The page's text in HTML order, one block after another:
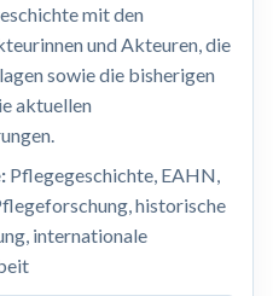
mit den
und Akteuren, die
sowie die bisherigen
aktuellen
Pflegegeschichte, EAHN,
historische
internationale